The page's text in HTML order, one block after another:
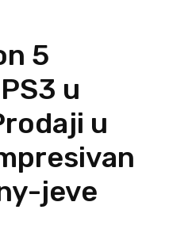
5
u
u
jeve